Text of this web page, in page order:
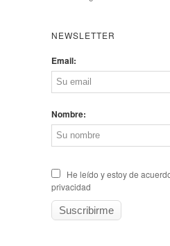
NEWSLETTER
Email:
Nombre:
He leído y estoy de
privacidad